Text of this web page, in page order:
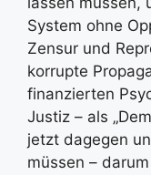
System ohne
Zensur und
korrupte
finanzierten
Justiz – als
jetzt dagegen
müssen –